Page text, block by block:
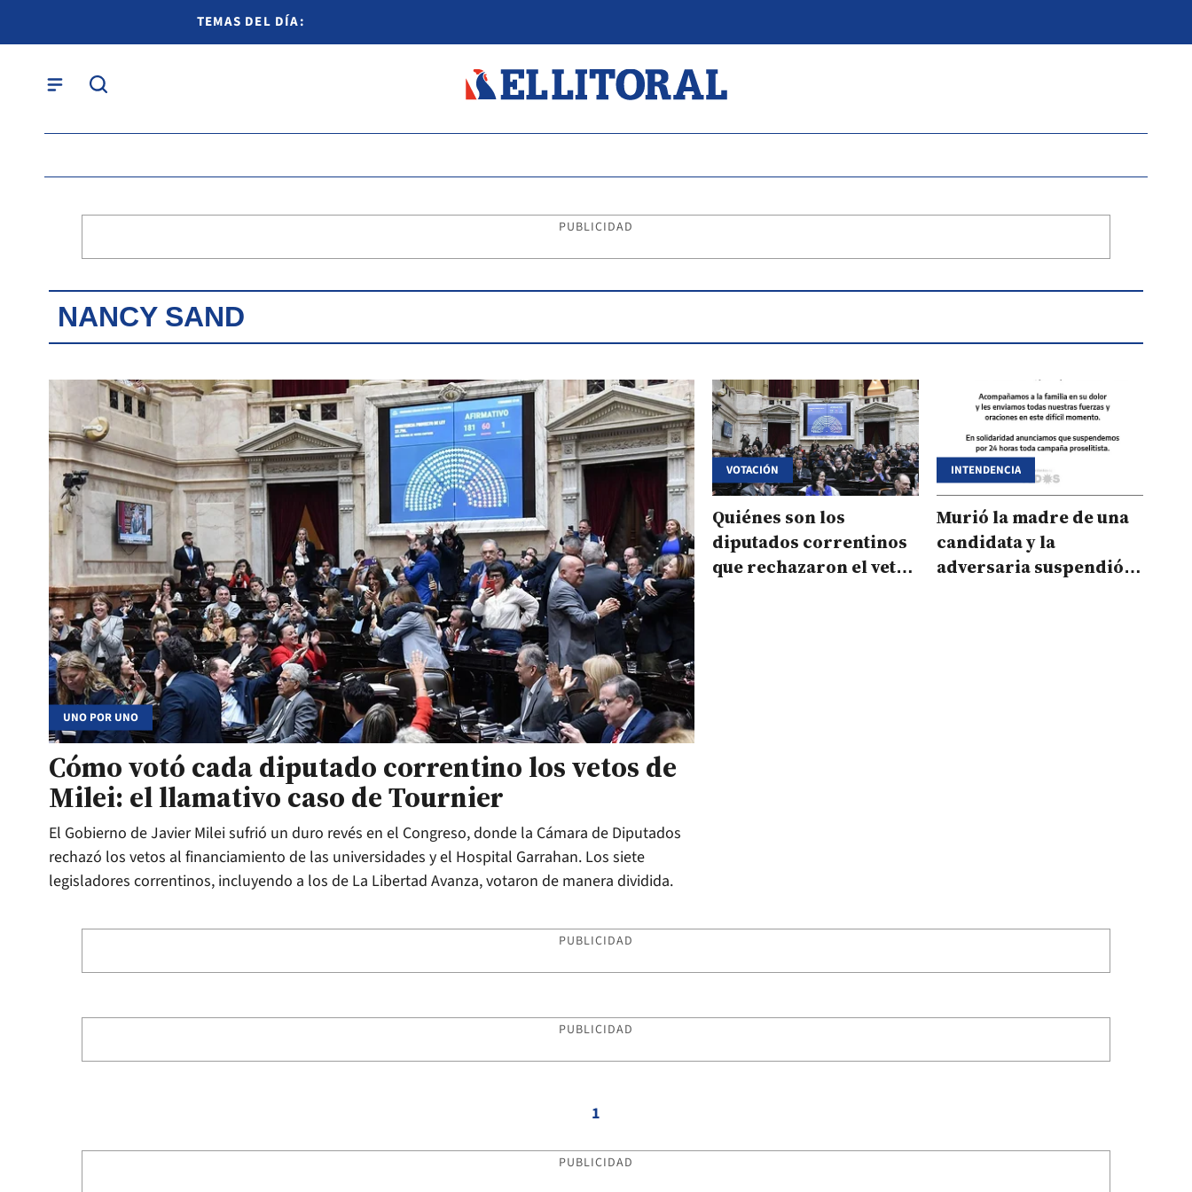
TEMAS DEL DÍA:
PUBLICIDAD
NANCY SAND
UNO POR UNO
Cómo votó cada diputado correntino los vetos de
Milei: el llamativo caso de Tournier
El Gobierno de Javier Milei sufrió un duro revés en el Congreso, donde la Cámara de Diputados
rechazó los vetos al financiamiento de las universidades y el Hospital Garrahan. Los siete
legisladores correntinos, incluyendo a los de La Libertad Avanza, votaron de manera dividida.
VOTACIÓN
Quiénes son los
diputados correntinos
que rechazaron el veto
INTENDENCIA
Murió la madre de una
candidata y la
adversaria suspendió
PUBLICIDAD
PUBLICIDAD
1
PUBLICIDAD